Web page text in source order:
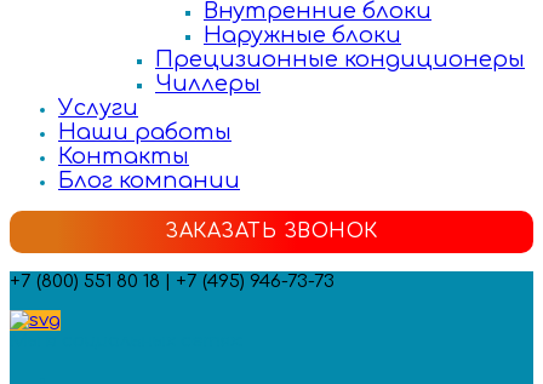
Внутренние блоки
Наружные блоки
Прецизионные кондиционеры
Чиллеры
Услуги
Наши работы
Контакты
Блог компании
ЗАКАЗАТЬ ЗВОНОК
+7 (800) 551 80 18 | +7 (495) 946-73-73